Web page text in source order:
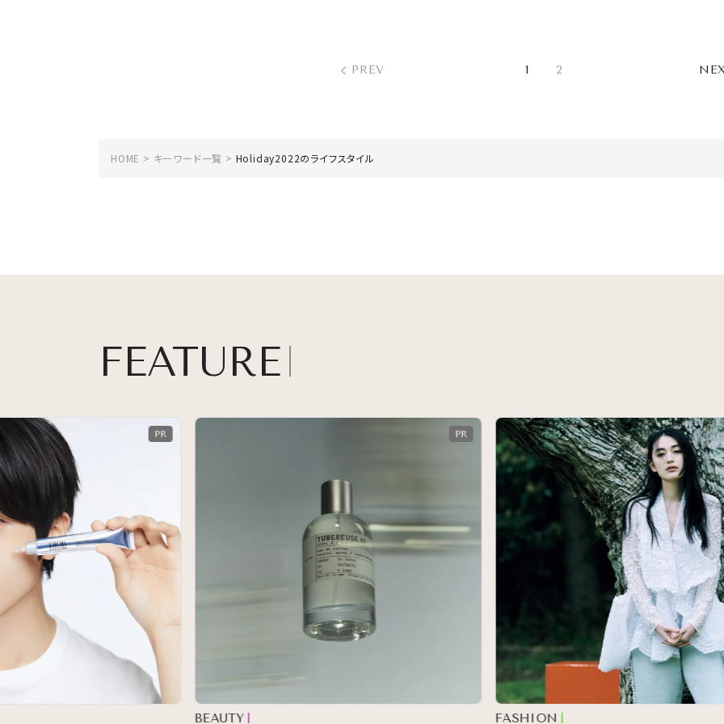
PREV 1 2
HOME キーワード一覧 Holiday2022のライフスタイル
FEATURE
BEAUTY FASHION